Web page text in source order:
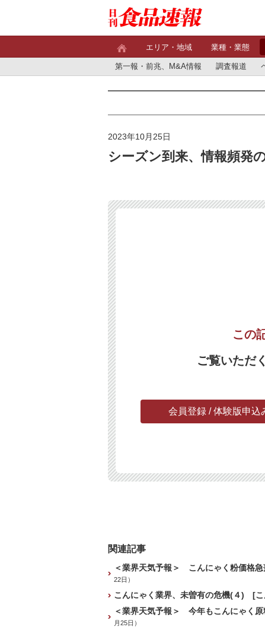
エリア・地域 業種・業態
第一報・前兆、M&A情報 調査報道
2023年10月25日
シーズン到来、情報頻
この
ご覧いただ
会員登録 / 体験版申込
関連記事
＜業界天気予報＞ こんにゃく粉価格
22日）
こんにゃく業界、未曽有の危機(４) [こ
＜業界天気予報＞ 今年もこんにゃく
月25日）